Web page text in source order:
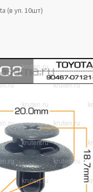
обработки
(в уп. 10шт)